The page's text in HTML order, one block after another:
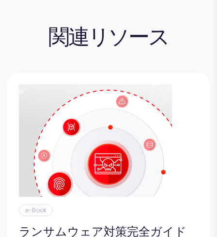
関連リソース
e-Book
ランサムウェア対策完全ガイド